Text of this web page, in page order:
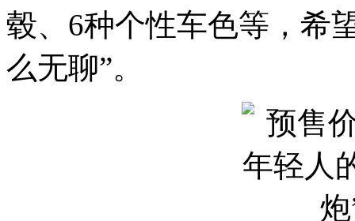
毂、6种个性车色等，希
么无聊”。